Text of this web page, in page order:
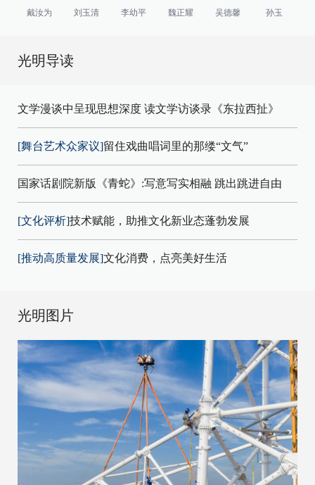
戴汝为
刘玉清 李幼平 魏正耀 吴德馨 孙玉
光明导读
文学漫谈中呈现思想深度 读文学访谈录《东拉西扯》
[舞台艺术众家议]留住戏曲唱词里的那缕“文气”
国家话剧院新版《青蛇》:写意写实相融 跳出跳进自由
[文化评析]技术赋能，助推文化新业态蓬勃发展
[推动高质量发展]文化消费，点亮美好生活
光明图片